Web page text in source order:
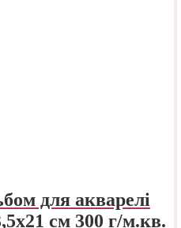
для акварелі
см 300 г/м.кв.